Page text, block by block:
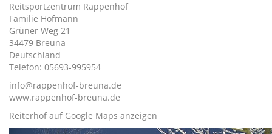
Reitsportzentrum Rappenhof
Familie Hofmann
Grüner Weg 21
34479 Breuna
Deutschland
Telefon: 05693-995954
info@rappenhof-breuna.de
www.rappenhof-breuna.de
Reiterhof auf Google Maps anzeigen